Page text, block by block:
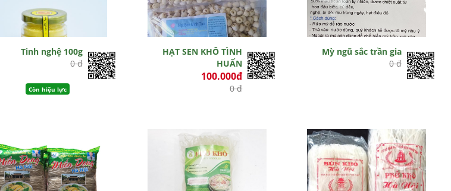
Tinh nghệ 100g
0 đ
Còn hiệu lực
HẠT SEN KHÔ TÌNH
HUẤN
100.000đ
0 đ
Mỳ ngũ sắc trần gia
0 đ